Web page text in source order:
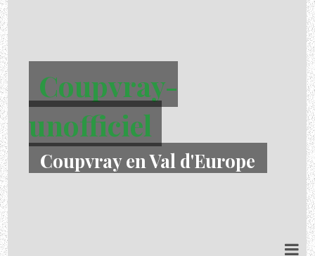
Coupvray-
unofficiel
Coupvray en Val d'Europe